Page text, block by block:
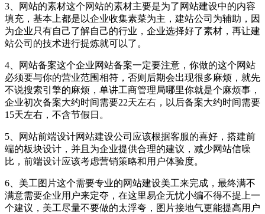
3、网站的素材这个网站的素材主要是为了网站建设中的内容
填充，基本上都是以企业收集素菜为主，建站公司为辅助，因
为企业只有自己了解自己的行业，企业选择好了素材，再让建
站公司的技术进行提炼就可以了。
4、网站备案这个企业网站备案一定要注意，你做的这个网站
必须要与你的营业范围相符，否则后期会出现很多麻烦，就先
不说搜索引擎的麻烦，单讲工商管理局哪里你就是个麻烦事，
企业初次备案大约时间需要22天左右，以后备案大约时间需要
15天左右，不含节假日。
5、网站前端设计网站建设公司应该根据客服的喜好，搭建前
端的板块设计，并且为企业提供合理的建议，减少网站信噪
比，前端设计应该考虑营销策略和用户体验度。
6、美工图片这个需要专业的网站建设美工来完成，最终满不
满意需要企业用户来定夺，在这里易企无忧小编不得不提上一
个建议，美工尽量不要做的太浮夸，图片接地气更能提高用户